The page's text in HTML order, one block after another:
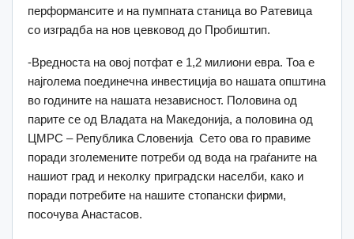
перформансите и на пумпната станица во Ратевица
со изградба на нов цевковод до Пробиштип.
-Вредноста на овој потфат е 1,2 милиони евра. Тоа е
најголема поединечна инвестиција во нашата општина
во годините на нашата независност. Половина од
парите се од Владата на Македонија, а половина од
ЦМРС – Република Словенија Сето ова го правиме
поради зголемените потреби од вода на граѓаните на
нашиот град и неколку приградски населби, како и
поради потребите на нашите стопански фирми,
посочува Анастасов.